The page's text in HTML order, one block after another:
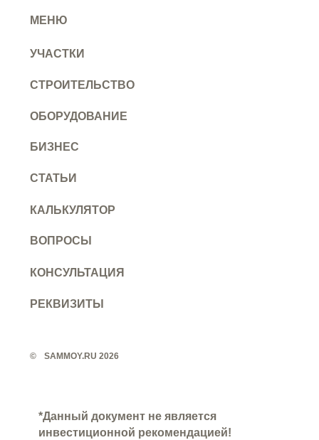
©️ SAMMOY.RU 2026
КАЛЬКУЛЯТОР
УЧАСТКИ
СТРОИТЕЛЬСТВО
ОБОРУДОВАНИЕ
БИЗНЕС
СТАТЬИ
ВОПРОСЫ
КОНСУЛЬТАЦИЯ
РЕКВИЗИТЫ
МЕНЮ
*Данный ‎документ ‎не ‎является
‎инвестиционной‏ ‎рекомендацией!